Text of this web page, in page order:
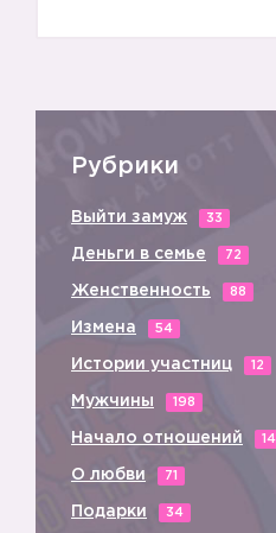
Рубрики
Выйти замуж 33
Деньги в семье 72
Женственность 88
Измена 54
Истории участниц 12
Мужчины 198
Начало отношений
О любви 71
Подарки 34